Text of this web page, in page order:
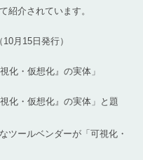
紹介されています。
月15日発行）
化・仮想化』の実体」
化・仮想化』の実体」と題
ツールベンダーが「可視化・